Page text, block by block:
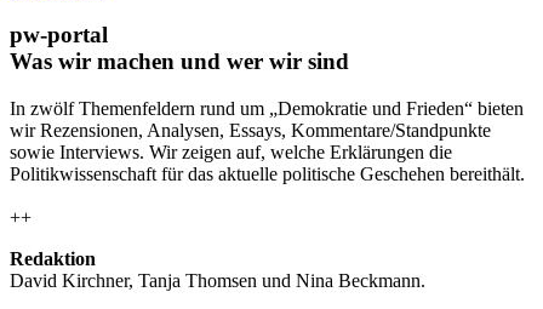
pw-portal
Was wir machen und wer wir sind
In zwölf Themenfeldern rund um „Demokratie und Frieden“ bieten
wir Rezensionen, Analysen, Essays, Kommentare/Standpunkte
sowie Interviews. Wir zeigen auf, welche Erklärungen die
Politikwissenschaft für das aktuelle politische Geschehen bereithält.
++
Redaktion
David Kirchner, Tanja Thomsen und Nina Beckmann.